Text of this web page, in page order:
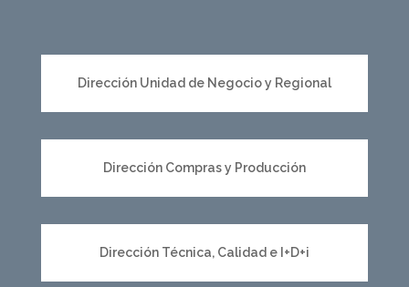
Dirección Unidad de Negocio y Regional
Dirección Compras y Producción
Dirección Técnica, Calidad e I+D+i